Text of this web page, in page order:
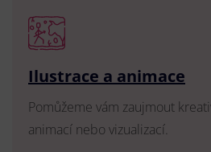
Ilustrace a animace
Pomůžeme vám zaujmout
animací nebo vizualizací.